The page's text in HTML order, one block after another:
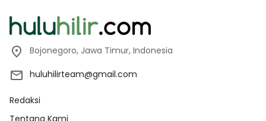
Bojonegoro, Jawa Timur, Indonesia
huluhilirteam@gmail.com
Redaksi